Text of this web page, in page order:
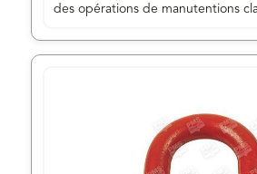
des opérations de manutentions